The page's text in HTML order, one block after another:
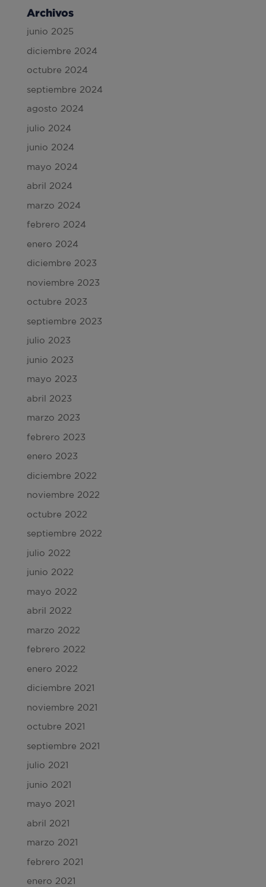
Archivos
junio 2025
diciembre 2024
octubre 2024
septiembre 2024
agosto 2024
julio 2024
junio 2024
mayo 2024
abril 2024
marzo 2024
febrero 2024
enero 2024
diciembre 2023
noviembre 2023
octubre 2023
septiembre 2023
julio 2023
junio 2023
mayo 2023
abril 2023
marzo 2023
febrero 2023
enero 2023
diciembre 2022
noviembre 2022
octubre 2022
septiembre 2022
julio 2022
junio 2022
mayo 2022
abril 2022
marzo 2022
febrero 2022
enero 2022
diciembre 2021
noviembre 2021
octubre 2021
septiembre 2021
julio 2021
junio 2021
mayo 2021
abril 2021
marzo 2021
febrero 2021
enero 2021